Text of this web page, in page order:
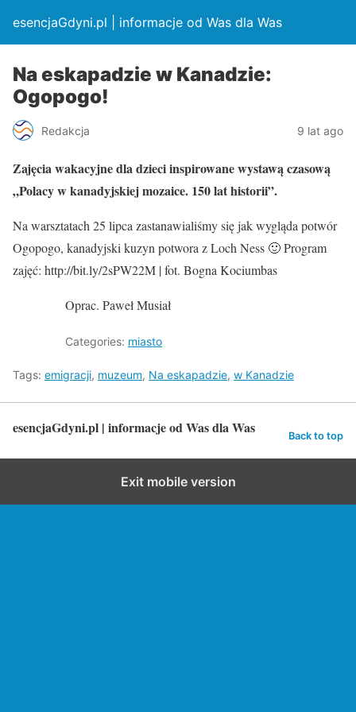
esencjaGdyni.pl | informacje od Was dla Was
Na eskapadzie w Kanadzie:
Ogopogo!
Redakcja 9 lat ago
Zajęcia wakacyjne dla dzieci inspirowane wystawą czasową
„Polacy w kanadyjskiej mozaice. 150 lat historii”.
Na warsztatach 25 lipca zastanawialiśmy się jak wygląda potwór
Ogopogo, kanadyjski kuzyn potwora z Loch Ness 🙂 Program
zajęć: http://bit.ly/2sPW22M | fot. Bogna Kociumbas
Oprac. Paweł Musiał
Categories: miasto
Tags: emigracji, muzeum, Na eskapadzie, w Kanadzie
esencjaGdyni.pl | informacje od Was dla Was Back to top
Exit mobile version